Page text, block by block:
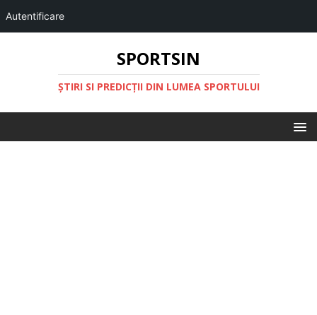
Autentificare
SPORTSIN
ŞTIRI SI PREDICŢII DIN LUMEA SPORTULUI